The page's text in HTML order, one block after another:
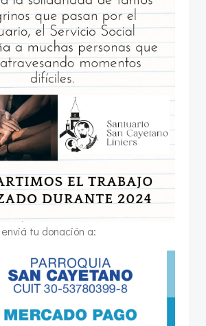
tu donación a: